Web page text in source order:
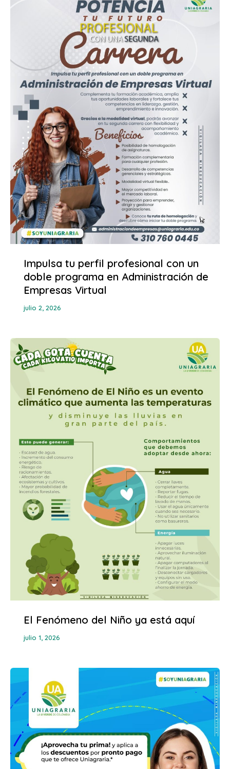
Impulsa tu perfil profesional con un
doble programa en Administración de
Empresas Virtual
julio 2, 2026
El Fenómeno del Niño ya está aquí
julio 1, 2026